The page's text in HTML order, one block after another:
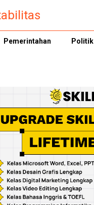
Pemerintahan Politik